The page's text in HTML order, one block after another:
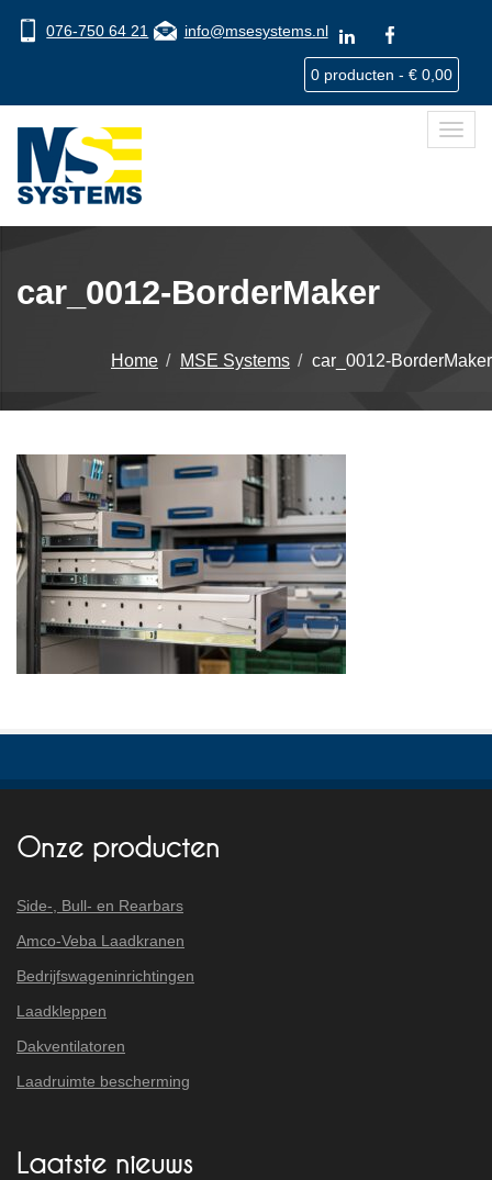
076-750 64 21 info@msesystems.nl
0 producten - € 0,00
car_0012-BorderMaker
Home MSE Systems car_0012-BorderMaker
Onze producten
Side-, Bull- en Rearbars
Amco-Veba Laadkranen
Bedrijfswageninrichtingen
Laadkleppen
Dakventilatoren
Laadruimte bescherming
Laatste nieuws